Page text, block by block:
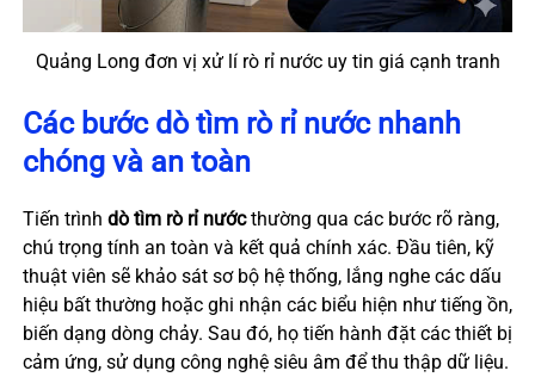
Quảng Long đơn vị xử lí rò rỉ nước uy tin giá cạnh tranh
Các bước dò tìm rò rỉ nước nhanh
chóng và an toàn
Tiến trình dò tìm rò rỉ nướcthường qua các bước rõ ràng,
chú trọng tính an toàn và kết quả chính xác. Đầu tiên, kỹ
thuật viên sẽ khảo sát sơ bộ hệ thống, lắng nghe các dấu
hiệu bất thường hoặc ghi nhận các biểu hiện như tiếng ồn,
biến dạng dòng chảy. Sau đó, họ tiến hành đặt các thiết bị
cảm ứng, sử dụng công nghệ siêu âm để thu thập dữ liệu.